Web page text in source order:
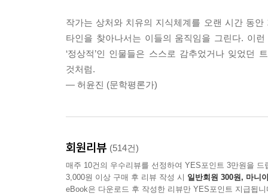
흘리는 처제를 들쳐업고 병원에 간 형부는 그동
다른 이미지(바디페인팅)에 사로잡힌다. 어린시
그 장면을 안타깝고 원망스럽게만 기억한다.
동일한 장면을 다른 기억으로 간직하고 있는 것
육체적인 욕망과 예술혼의 승화를 절묘하게
『채식주의자』 전체 줄거리에 연결되면서 이 소
영혜라는 주인공의 상처와 기억의 문제로 수렴된다.
작가는 상처와 치유의 지식체계를 오랜 시간 동
타인을 찾아나서는 이들의 움직임을 그린다. 이
‘정상적’인 인물들은 스스로 감추었거나 잊었던
것처럼.
― 허윤진 (문학평론가)
회원리뷰 (514건)
매주 10건의 우수리뷰를 선정하여 YES포인트 3만원을 드
3,000원 이상 구매 후 리뷰 작성 시 일반회원 300원, 마니
eBook은 다운로드 후 작성한 리뷰만 YES포인트 지급됩니